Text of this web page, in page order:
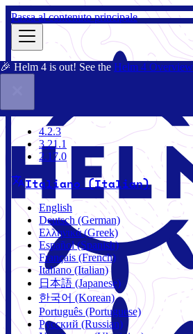
Passa al contenuto principale
🎉 Helm 4 is out! See the Helm 4 Overview
4.2.3
4.2.3
3.21.1
2.17.0
Italiano (Italian)
English
Deutsch (German)
Ελληνικά (Greek)
Español (Spanish)
Français (French)
Italiano (Italian)
日本語 (Japanese)
한국어 (Korean)
Português (Portuguese)
Русский (Russian)